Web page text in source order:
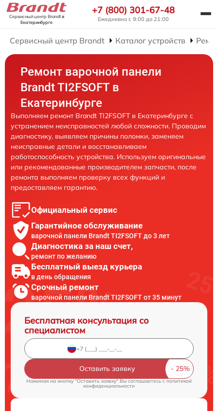
Сервисный центр Brandtв
Екатеринбурге
+7 (800) 301-67-48
Ежедневно с 9:00 до 21:00
Сервисный центр Brandt Каталог устройств
Ремонт варочной панели
Brandt TI2FSOFT в
Екатеринбурге
Выполняем ремонт Brandt TI2FSOFT в Екатеринбурге с
устранением неисправностей любой сложности. Проводим
диагностику, выявляем причины поломки, заменяем
неисправные детали и восстанавливаем
работоспособность устройства. Используем оригинальные
или рекомендованные производителем запчасти, после
ремонта выполняем проверку всех функций и
предоставляем гарантию.
Официальный сервис
Гарантийное обслуживание
варочной панели Brandt TI2FSOFT до 3 лет
Диагностика за наш счет,
ремонт по желанию
Бесплатный выезд курьера
в день обращения
Срочный ремонт
варочной панели Brandt TI2FSOFT от 35 минут
Бесплатная консультация со
специалистом
Оставить заявку
Нажимая на кнопку "Оставить заявку" Вы соглашаетесь c политикой
конфиденциальности